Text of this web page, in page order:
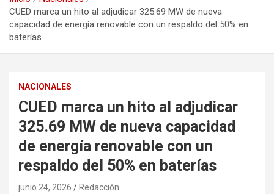
CUED marca un hito al adjudicar 325.69 MW de nueva
capacidad de energía renovable con un respaldo del 50% en
baterías
NACIONALES
CUED marca un hito al adjudicar
325.69 MW de nueva capacidad
de energía renovable con un
respaldo del 50% en baterías
junio 24, 2026 Redacción